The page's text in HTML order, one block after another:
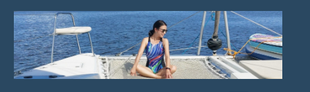
Skip
content